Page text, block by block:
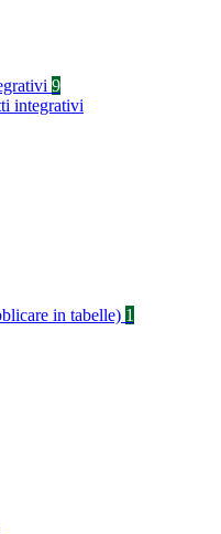
9
integrativi
in tabelle) 1